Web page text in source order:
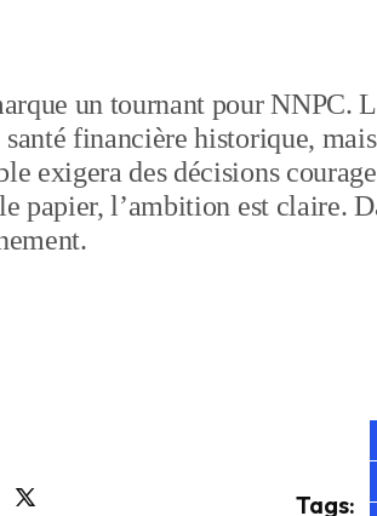
un tournant pour NNPC.
santé financière historique,
exigera des décisions
papier, l’ambition est claire.
Tags: